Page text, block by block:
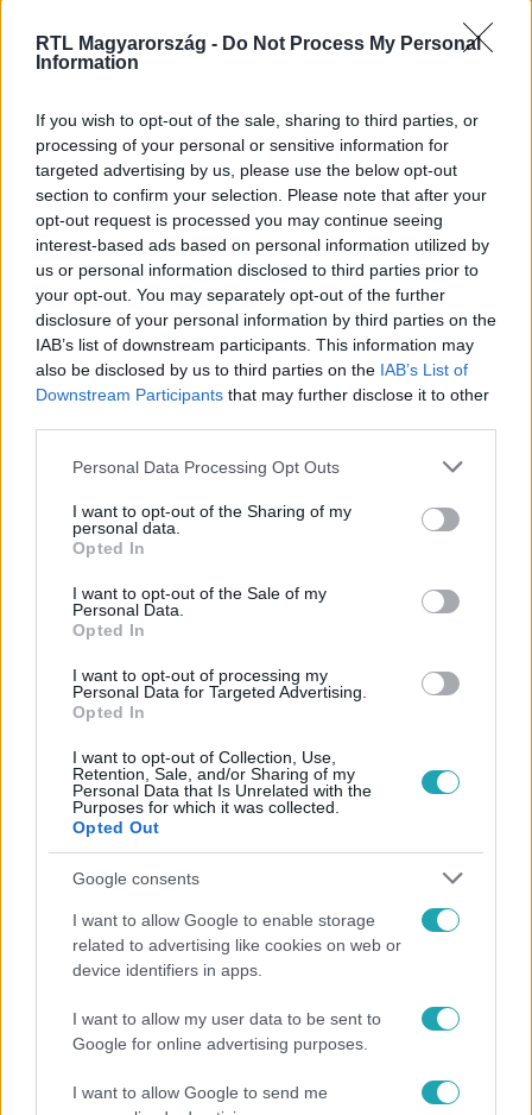
RTL Magyarország - Do Not Process My Personal
Information
If you wish to opt-out of the sale, sharing to third parties, or
processing of your personal or sensitive information for
targeted advertising by us, please use the below opt-out
section to confirm your selection. Please note that after your
opt-out request is processed you may continue seeing
interest-based ads based on personal information utilized by
us or personal information disclosed to third parties prior to
your opt-out. You may separately opt-out of the further
disclosure of your personal information by third parties on the
IAB’s list of downstream participants. This information may
also be disclosed by us to third parties on the IAB’s List of
Downstream Participants that may further disclose it to other
Please note that this website/app uses one or more Google
not limited to your visit or usage behaviour. You may click to
grant or deny consent to Google and its third-party tags to
use your data for below specified purposes in below Google
consent section.
Personal Data Processing Opt Outs
I want to opt-out of the Sharing of my
personal data.
Opted In
I want to opt-out of the Sale of my
Personal Data.
Opted In
I want to opt-out of processing my
Personal Data for Targeted Advertising.
Opted In
I want to opt-out of Collection, Use,
Retention, Sale, and/or Sharing of my
Personal Data that Is Unrelated with the
Purposes for which it was collected.
Opted Out
Google consents
I want to allow Google to enable storage
related to advertising like cookies on web or
device identifiers in apps.
I want to allow my user data to be sent to
Google for online advertising purposes.
I want to allow Google to send me
Itt állítsd be, hogy az RTL.hu az elsők között
Kövess minket, és értesülj a friss hírekről a
V. KERÜLET #BELVÁROS
Népszerű